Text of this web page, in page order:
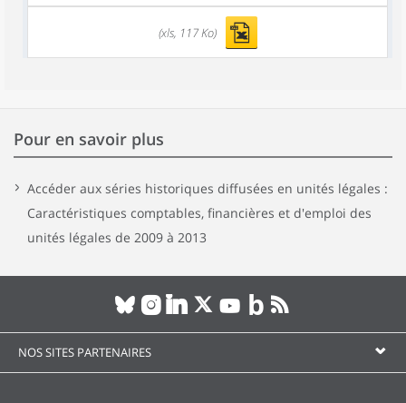
(xls, 117 Ko)
Pour en savoir plus
Accéder aux séries historiques diffusées en unités légales :
Caractéristiques comptables, financières et d'emploi des
unités légales de 2009 à 2013
NOS SITES PARTENAIRES